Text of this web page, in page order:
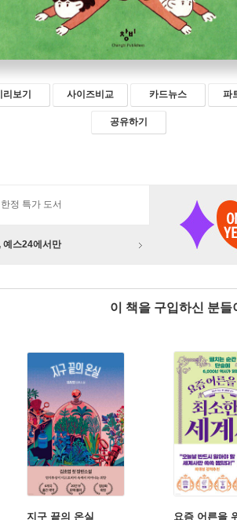
리보기 사이즈비교 카드뉴스 파
공유하기
정 특가 도서
예스24에서만
이 책을 구입하신 분
지구 끝의 온실
요즘 어른을